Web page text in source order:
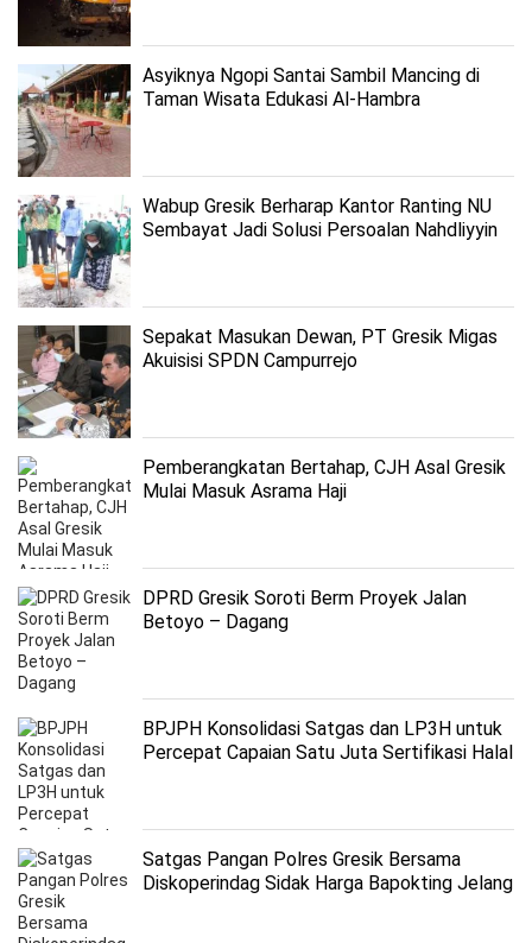
Asyiknya Ngopi Santai Sambil Mancing di
Taman Wisata Edukasi Al-Hambra
Wabup Gresik Berharap Kantor Ranting NU
Sembayat Jadi Solusi Persoalan Nahdliyyin
Sepakat Masukan Dewan, PT Gresik Migas
Akuisisi SPDN Campurrejo
Pemberangkatan Bertahap, CJH Asal Gresik
Mulai Masuk Asrama Haji
DPRD Gresik Soroti Berm Proyek Jalan
Betoyo – Dagang
BPJPH Konsolidasi Satgas dan LP3H untuk
Percepat Capaian Satu Juta Sertifikasi Halal
Satgas Pangan Polres Gresik Bersama
Diskoperindag Sidak Harga Bapokting Jelang